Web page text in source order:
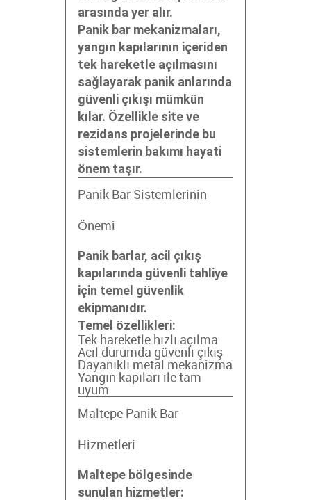
arasında yer alır.
Panik bar mekanizmaları,
yangın kapılarının içeriden
tek hareketle açılmasını
sağlayarak panik anlarında
güvenli çıkışı mümkün
kılar. Özellikle site ve
rezidans projelerinde bu
sistemlerin bakımı hayati
önem taşır.
Panik Bar Sistemlerinin
Önemi
Panik barlar, acil çıkış
kapılarında güvenli tahliye
için temel güvenlik
ekipmanıdır.
Temel özellikleri:
Tek hareketle hızlı açılma
Acil durumda güvenli çıkış
Dayanıklı metal mekanizma
Yangın kapıları ile tam
uyum
Maltepe Panik Bar
Hizmetleri
Maltepe bölgesinde
sunulan hizmetler: